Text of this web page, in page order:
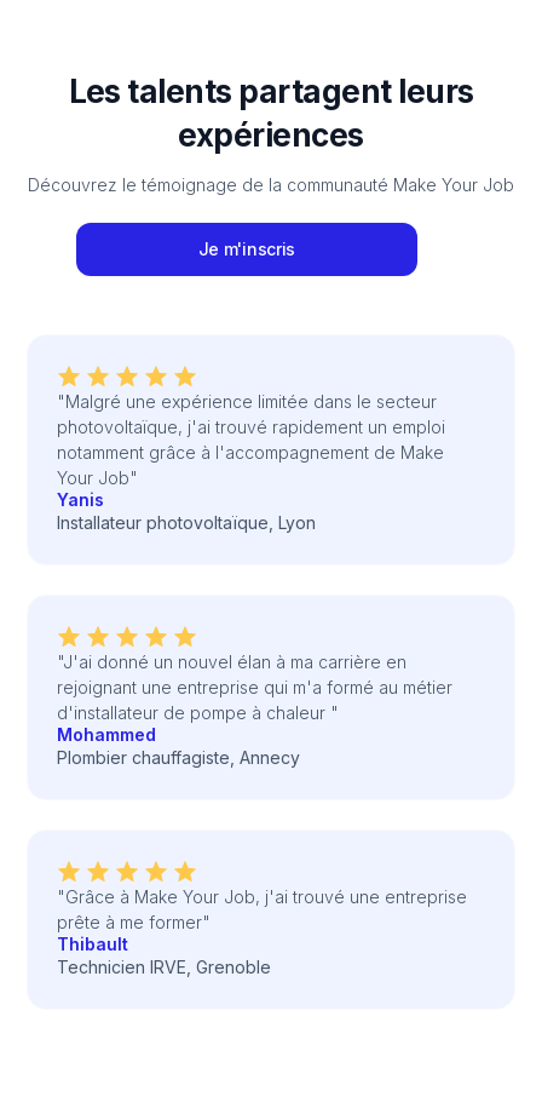
Les talents partagent leurs
expériences
Découvrez le témoignage de la communauté Make Your Job
Je m'inscris
"Malgré une expérience limitée dans le secteur
photovoltaïque, j'ai trouvé rapidement un emploi
notamment grâce à l'accompagnement de Make
Your Job"
Yanis
Installateur photovoltaïque, Lyon
"J'ai donné un nouvel élan à ma carrière en
rejoignant une entreprise qui m'a formé au métier
d'installateur de pompe à chaleur "
Mohammed
Plombier chauffagiste, Annecy
"Grâce à Make Your Job, j'ai trouvé une entreprise
prête à me former"
Thibault
Technicien IRVE, Grenoble